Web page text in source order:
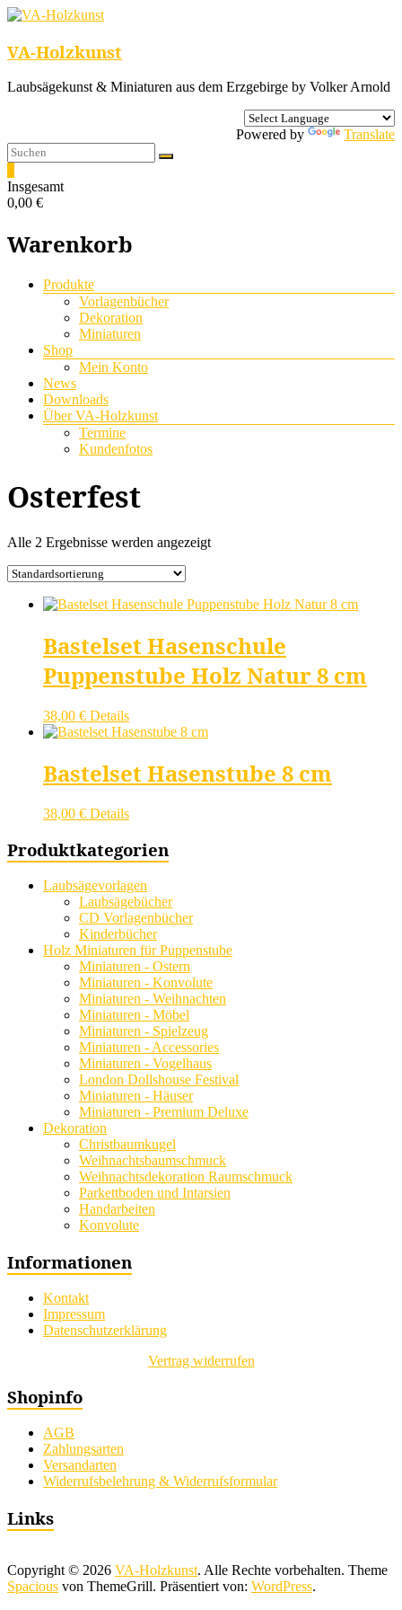
VA-Holzkunst
Laubsägekunst & Miniaturen aus dem Erzgebirge by Volker Arnold
Powered by Translate
Insgesamt
0,00 €
Warenkorb
Menü
Produkte
Vorlagenbücher
Dekoration
Miniaturen
Shop
Mein Konto
News
Downloads
Über VA-Holzkunst
Termine
Kundenfotos
Osterfest
Alle 2 Ergebnisse werden angezeigt
Bastelset Hasenschule
Puppenstube Holz Natur 8 cm
38,00 € Details
Bastelset Hasenstube 8 cm
38,00 € Details
Produktkategorien
Laubsägevorlagen
Laubsägebücher
CD Vorlagenbücher
Kinderbücher
Holz Miniaturen für Puppenstube
Miniaturen - Ostern
Miniaturen - Konvolute
Miniaturen - Weihnachten
Miniaturen - Möbel
Miniaturen - Spielzeug
Miniaturen - Accessories
Miniaturen - Vogelhaus
London Dollshouse Festival
Miniaturen - Häuser
Miniaturen - Premium Deluxe
Dekoration
Christbaumkugel
Weihnachtsbaumschmuck
Weihnachtsdekoration Raumschmuck
Parkettboden und Intarsien
Handarbeiten
Konvolute
Informationen
Kontakt
Impressum
Datenschutzerklärung
Vertrag widerrufen
Shopinfo
AGB
Zahlungsarten
Versandarten
Widerrufsbelehrung & Widerrufsformular
Links
Copyright © 2026 VA-Holzkunst. Alle Rechte vorbehalten. Theme
Spacious von ThemeGrill. Präsentiert von: WordPress.